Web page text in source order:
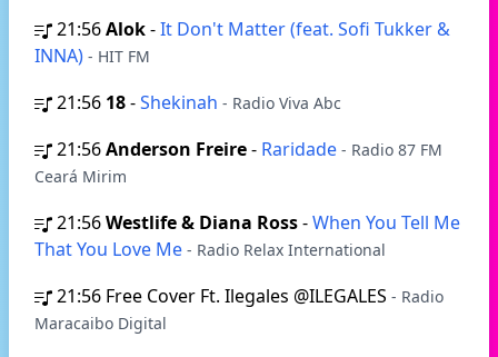
21:56Alok-It Don't Matter (feat. Sofi Tukker &
INNA) - HIT FM
21:56 18-Shekinah - Radio Viva Abc
21:56Anderson Freire- Raridade - Radio 87 FM
Ceará Mirim
21:56Westlife & Diana Ross-When You Tell Me
That You Love Me - Radio Relax International
21:56 Free Cover Ft. Ilegales @ILEGALES - Radio
Maracaibo Digital